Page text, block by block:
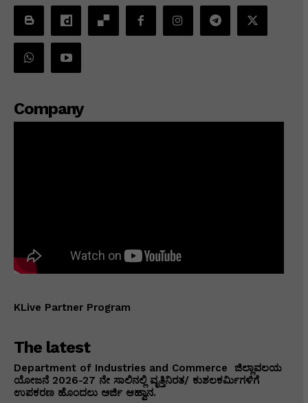
Company
KLive Partner Program
The latest
Department of Industries and Commerce ಜಿಲ್ಲಾವಲಯ
ಯೋಜನೆ 2026-27 ನೇ ಸಾಲಿನಲ್ಲಿ ವೃತ್ತಿನಿರತ/ ಕುಶಲಕರ್ಮಿಗಳಿಗೆ
ಉಪಕರಣ ಹೊಂದಲು ಅರ್ಜಿ ಆಹ್ವಾನ.